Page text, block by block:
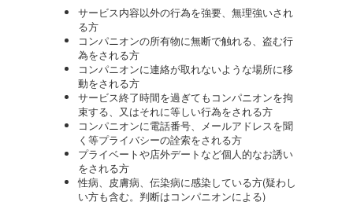
サービス内容以外の行為を強要、無理強いされ
る方
コンパニオンの所有物に無断で触れる、盗む行
為をされる方
コンパニオンに連絡が取れないような場所に移
動をされる方
サービス終了時間を過ぎてもコンパニオンを拘
束する、又はそれに等しい行為をされる方
コンパニオンに電話番号、メールアドレスを聞
く等プライバシーの詮索をされる方
プライベートや店外デートなど個人的なお誘い
をされる方
性病、皮膚病、伝染病に感染している方(疑わし
い方も含む。判断はコンパニオンによる)